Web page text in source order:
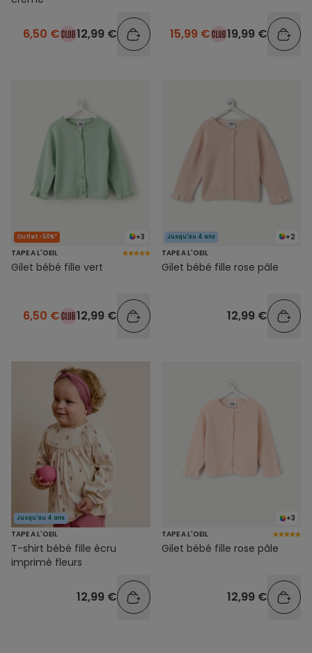
6,50 € 12,99 € 15,99 € 19,99 €
+3
Outlet -50%*
TAPE A L'OEIL
Gilet bébé fille vert
6,50 € 12,99 €
+2
Jusqu'au 4 ans
TAPE A L'OEIL
Gilet bébé fille rose pâle
12,99 €
Jusqu'au 4 ans
TAPE A L'OEIL
T-shirt bébé fille écru
imprimé fleurs
12,99 €
+3
TAPE A L'OEIL
Gilet bébé fille rose pâle
12,99 €